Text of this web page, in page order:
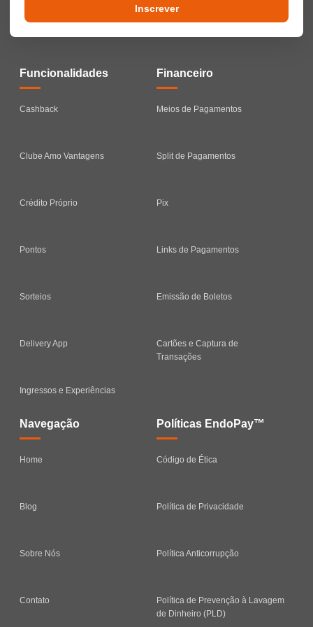
Inscrever
Funcionalidades
Cashback
Clube Amo Vantagens
Crédito Próprio
Pontos
Sorteios
Delivery App
Ingressos e Experiências
Financeiro
Meios de Pagamentos
Split de Pagamentos
Pix
Links de Pagamentos
Emissão de Boletos
Cartões e Captura de
Transações
Navegação
Home
Blog
Sobre Nós
Contato
Políticas EndoPay™
Código de Ética
Política de Privacidade
Política Anticorrupção
Política de Prevenção à Lavagem
de Dinheiro (PLD)